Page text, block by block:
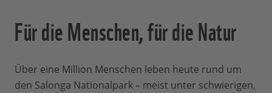
Für die Menschen, für die Natur
Über eine Million Menschen leben heute rund um
den Salonga Nationalpark – meist unter schwierigen,